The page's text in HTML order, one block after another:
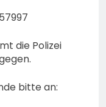
die Polizei
bitte an: